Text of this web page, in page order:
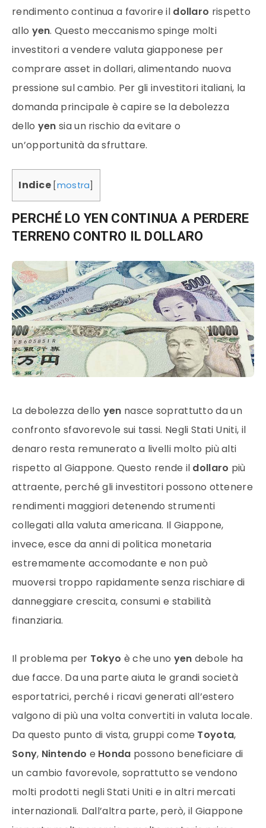
rendimento continua a favorire il dollaro rispetto
allo yen. Questo meccanismo spinge molti
investitori a vendere valuta giapponese per
comprare asset in dollari, alimentando nuova
pressione sul cambio. Per gli investitori italiani, la
domanda principale è capire se la debolezza
dello yen sia un rischio da evitare o
un’opportunità da sfruttare.
Indice [mostra
PERCHÉ LO YEN CONTINUA A PERDERE
TERRENO CONTRO IL DOLLARO
La debolezza dello yen nasce soprattutto da un
confronto sfavorevole sui tassi. Negli Stati Uniti, il
denaro resta remunerato a livelli molto più alti
rispetto al Giappone. Questo rende il dollaro più
attraente, perché gli investitori possono ottenere
rendimenti maggiori detenendo strumenti
collegati alla valuta americana. Il Giappone,
invece, esce da anni di politica monetaria
estremamente accomodante e non può
muoversi troppo rapidamente senza rischiare di
danneggiare crescita, consumi e stabilità
finanziaria.
Il problema per Tokyo è che uno yen debole ha
due facce. Da una parte aiuta le grandi società
esportatrici, perché i ricavi generati all’estero
valgono di più una volta convertiti in valuta locale.
Da questo punto di vista, gruppi come Toyota,
Sony, Nintendo e Honda possono beneficiare di
un cambio favorevole, soprattutto se vendono
molti prodotti negli Stati Uniti e in altri mercati
internazionali. Dall’altra parte, però, il Giappone